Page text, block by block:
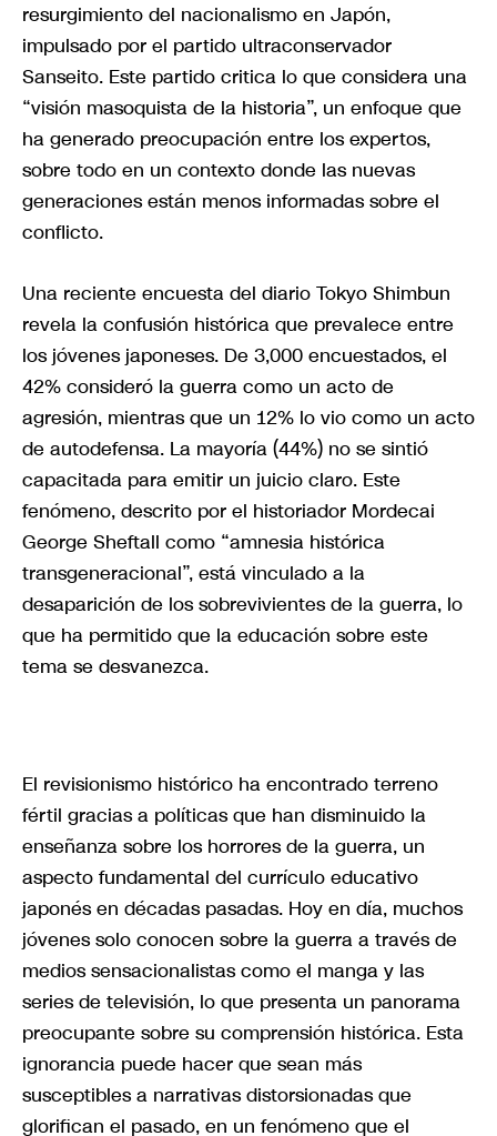
resurgimiento del nacionalismo en Japón,
impulsado por el partido ultraconservador
Sanseito. Este partido critica lo que considera una
“visión masoquista de la historia”, un enfoque que
ha generado preocupación entre los expertos,
sobre todo en un contexto donde las nuevas
generaciones están menos informadas sobre el
conflicto.
Una reciente encuesta del diario Tokyo Shimbun
revela la confusión histórica que prevalece entre
los jóvenes japoneses. De 3,000 encuestados, el
42% consideró la guerra como un acto de
agresión, mientras que un 12% lo vio como un acto
de autodefensa. La mayoría (44%) no se sintió
capacitada para emitir un juicio claro. Este
fenómeno, descrito por el historiador Mordecai
George Sheftall como “amnesia histórica
transgeneracional”, está vinculado a la
desaparición de los sobrevivientes de la guerra, lo
que ha permitido que la educación sobre este
tema se desvanezca.
El revisionismo histórico ha encontrado terreno
fértil gracias a políticas que han disminuido la
enseñanza sobre los horrores de la guerra, un
aspecto fundamental del currículo educativo
japonés en décadas pasadas. Hoy en día, muchos
jóvenes solo conocen sobre la guerra a través de
medios sensacionalistas como el manga y las
series de televisión, lo que presenta un panorama
preocupante sobre su comprensión histórica. Esta
ignorancia puede hacer que sean más
susceptibles a narrativas distorsionadas que
glorifican el pasado, en un fenómeno que el